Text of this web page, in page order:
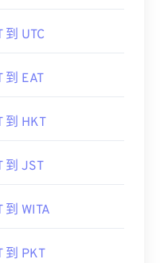
到 UTC
到 EAT
到 HKT
到 JST
到 WITA
到 PKT